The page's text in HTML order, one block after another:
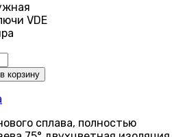
VDE
сплава, полностью